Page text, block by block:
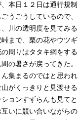
本日１２日は通行規制
うごうしているので、
川の透明度を見てみる
まで、栗の花やウツギ
周りはタタキ網をする
の暑さが戻ってきた。
集まるのではと思われ
がくっきりと見渡せる
ョンすずらんも見てと
いに競い合いながらの